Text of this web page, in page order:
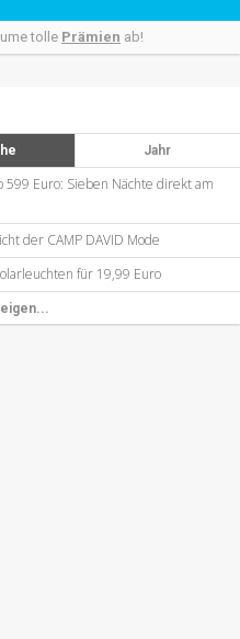
tolle Prämien ab!
Jahr
599 Euro: Sieben Nächte direkt am
der CAMP DAVID Mode
für 19,99 Euro